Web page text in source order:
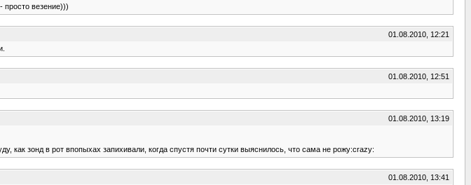
везение)))
01.08.2010, 12:21
01.08.2010, 12:51
01.08.2010, 13:19
зонд в рот впопыхах запихивали, когда спустя почти сутки выяснилось, что сама не рожу:crazy:
01.08.2010, 13:41